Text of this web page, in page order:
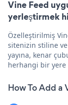
Vine Feed
yerleştirmek
Özelleştirilmiş
sitenizin stiline ve
yayına, kenar
herhangi bir yere
How To Add a